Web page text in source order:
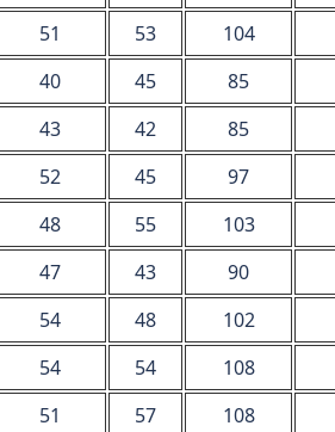
51 53 104
40 45 85
43 42 85
52 45 97
48 55 103
47 43 90
54 48 102
54 54 108
51 57 108